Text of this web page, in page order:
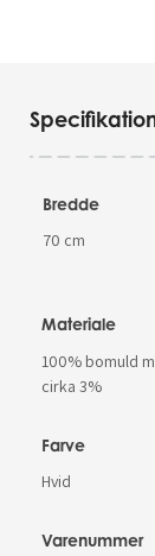
Bredde
70 cm
Materiale
100% bomuld
cirka 3%
Farve
Hvid
Varenummer